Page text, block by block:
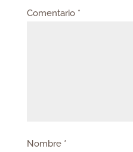
Comentario *
Nombre *